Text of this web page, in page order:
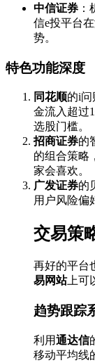
中信证券
信e投平台
势。
特色功能深度
同花顺的i问
金流入超过
选股门槛。
招商证券的
的组合策略
家会喜欢。
广发证券的
用户风险偏
交易策
再好的平台
易网站上可
趋势跟踪
利用通达信
移动平均线